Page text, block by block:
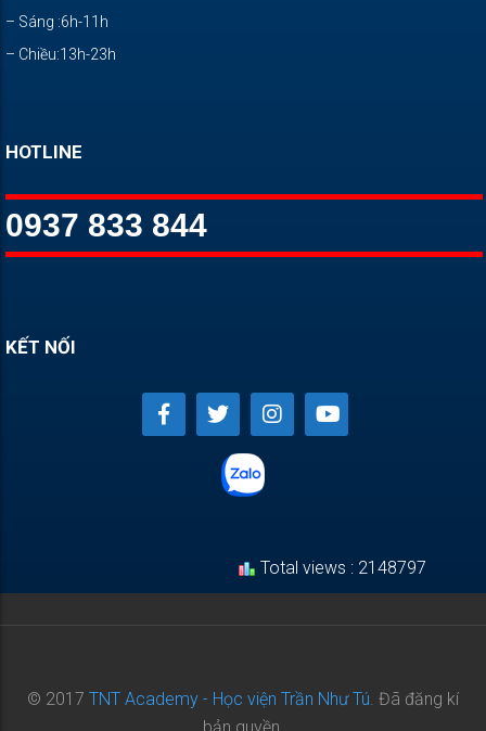
– Sáng :6h-11h
– Chiều:13h-23h
HOTLINE
0937 833 844
KẾT NỐI
Total views : 2148797
© 2017 TNT Academy - Học viện Trần Như Tú. Đã đăng kí